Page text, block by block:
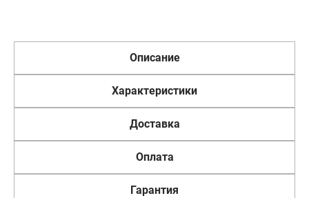
Описание
Характеристики
Доставка
Оплата
Гарантия